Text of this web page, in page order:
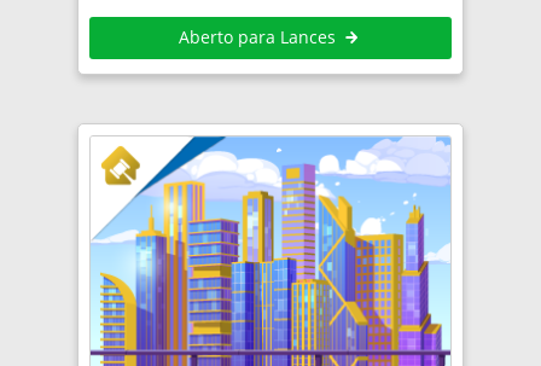
Aberto para Lances